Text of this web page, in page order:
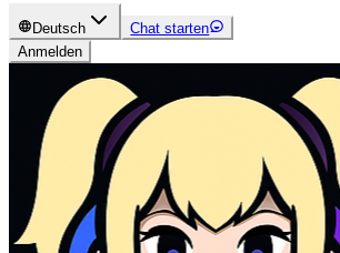
Deutsch
Chat starten
Anmelden